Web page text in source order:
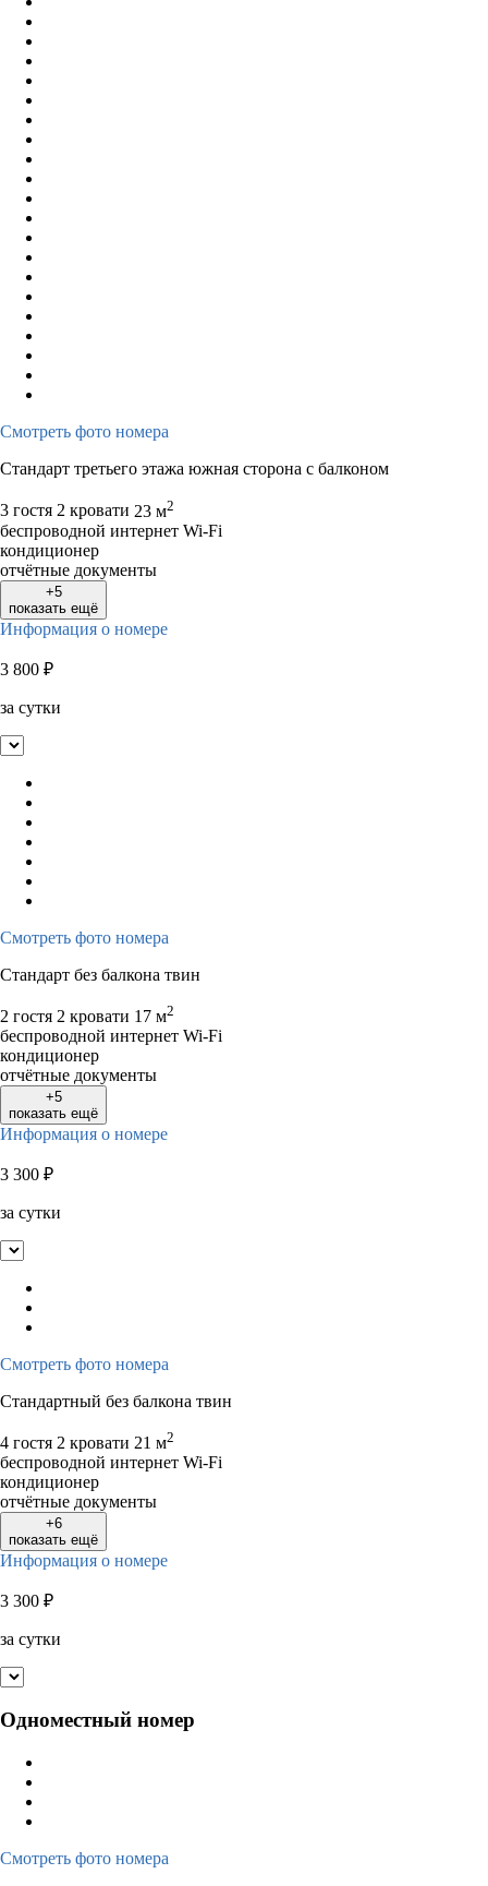
Смотреть фото номера
Стандарт третьего этажа южная сторона с балконом
3 гостя 2 кровати 23 м2
беспроводной интернет Wi-Fi
кондиционер
отчётные документы
+5
показать ещё
Информация о номере
3 800 ₽
за сутки
Смотреть фото номера
Стандарт без балкона твин
2 гостя 2 кровати 17 м2
беспроводной интернет Wi-Fi
кондиционер
отчётные документы
+5
показать ещё
Информация о номере
3 300 ₽
за сутки
Смотреть фото номера
Стандартный без балкона твин
4 гостя 2 кровати 21 м2
беспроводной интернет Wi-Fi
кондиционер
отчётные документы
+6
показать ещё
Информация о номере
3 300 ₽
за сутки
Одноместный номер
Смотреть фото номера